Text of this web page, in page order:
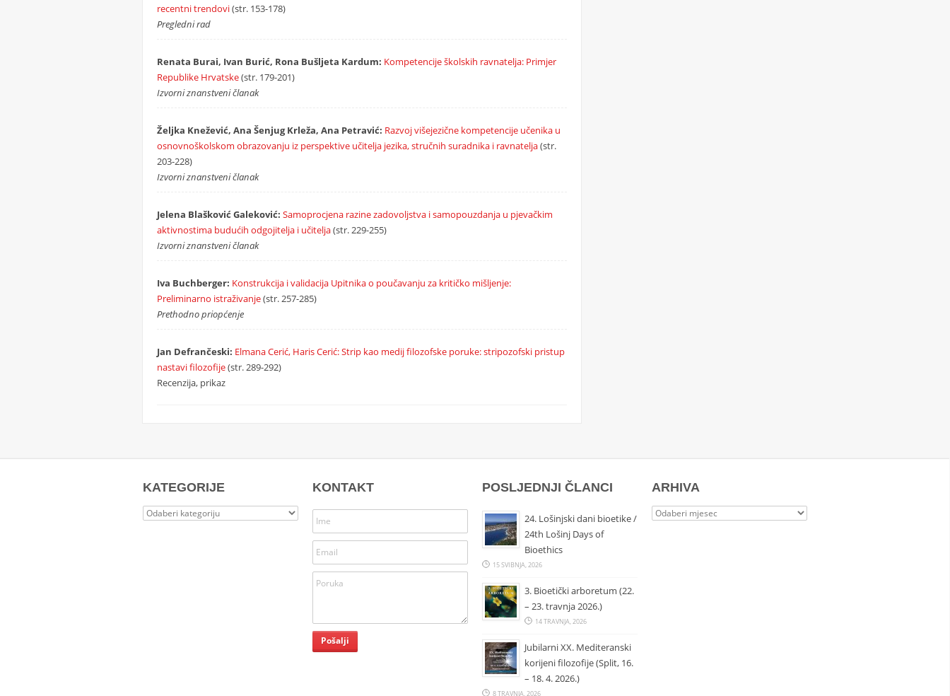
recentni trendovi(str. 153-178)
Pregledni rad
Renata Burai, Ivan Burić, Rona Bušljeta Kardum: Kompetencije školskih ravnatelja: Primjer
Republike Hrvatske(str. 179-201)
Izvorni znanstveni članak
Željka Knežević, Ana Šenjug Krleža, Ana Petravić: Razvoj višejezične kompetencije učenika u
osnovnoškolskom obrazovanju iz perspektive učitelja jezika, stručnih suradnika i ravnatelja(str.
203-228)
Izvorni znanstveni članak
Jelena Blašković Galeković: Samoprocjena razine zadovoljstva i samopouzdanja u pjevačkim
aktivnostima budućih odgojitelja i učitelja(str. 229-255)
Izvorni znanstveni članak
Iva Buchberger: Konstrukcija i validacija Upitnika o poučavanju za kritičko mišljenje:
Preliminarno istraživanje(str. 257-285)
Prethodno priopćenje
Jan Defrančeski: Elmana Cerić, Haris Cerić: Strip kao medij filozofske poruke: stripozofski pristup
nastavi filozofije(str. 289-292)
Recenzija, prikaz
KATEGORIJE
Kategorije
KONTAKT POSLJEDNJI ČLANCI
24. Lošinjski dani bioetike /
24th Lošinj Days of
Bioethics
15 SVIBNJA, 2026
3. Bioetički arboretum (22.
– 23. travnja 2026.)
14 TRAVNJA, 2026
Jubilarni XX. Mediteranski
korijeni filozofije (Split, 16.
– 18. 4. 2026.)
8 TRAVNJA, 2026
ARHIVA
Arhiva